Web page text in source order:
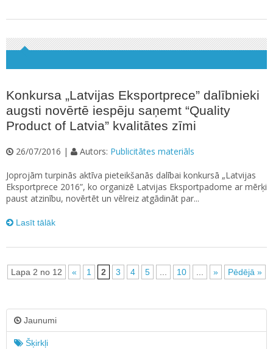
Konkursa „Latvijas Eksportprece” dalībnieki
augsti novērtē iespēju saņemt “Quality
Product of Latvia” kvalitātes zīmi
26/07/2016 | Autors: Publicitātes materiāls
Joprojām turpinās aktīva pieteikšanās dalībai konkursā „Latvijas
Eksportprece 2016”, ko organizē Latvijas Eksportpadome ar mērķi
paust atzinību, novērtēt un vēlreiz atgādināt par...
Lasīt tālāk
Lapa 2 no 12 « 1 2 3 4 5 10 » Pēdējā »
Jaunumi
Šķirkļi